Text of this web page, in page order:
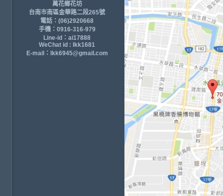
萬花鄉花坊
台南市南區金華路二段265號
電話：(06)2920668
手機：0916-316-979
Line-id：ai17888
WeChat id : lkk1681
E-mail：lkk6945@gmail.com